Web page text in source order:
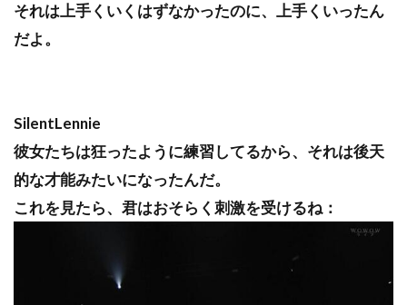
それは上手くいくはずなかったのに、上手くいったん
だよ。
SilentLennie
彼女たちは狂ったように練習してるから、それは後天
的な才能みたいになったんだ。
これを見たら、君はおそらく刺激を受けるね：